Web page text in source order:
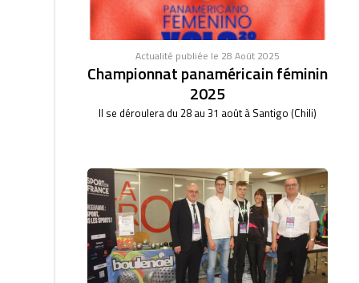
Actualité publiée le 28 Août 2025
Championnat panaméricain féminin
2025
Il se déroulera du 28 au 31 août à Santigo (Chili)